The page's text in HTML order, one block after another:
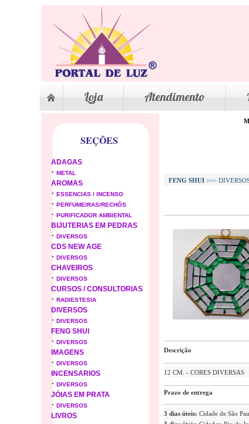
Loja Atendimento
SEÇÕES
ADAGAS
· METAL
AROMAS
· ESSENCIAS / INCENSO
· PERFUMEIRAS/RECHÔS
· PURIFICADOR AMBIENTAL
BIJUTERIAS EM PEDRAS
· DIVERSOS
CDS NEW AGE
· DIVERSOS
CHAVEIROS
· DIVERSOS
CURSOS / CONSULTORIAS
· RADIESTESIA
DIVERSOS
· DIVERSOS
FENG SHUI
· DIVERSOS
IMAGENS
· DIVERSOS
INCENSARIOS
· DIVERSOS
JÓIAS EM PRATA
· DIVERSOS
LIVROS
FENG SHUI>>>
Descrição
12 CM. - CORES DIVERSAS
Prazo de entrega
3 dias úteis: Cidade de São